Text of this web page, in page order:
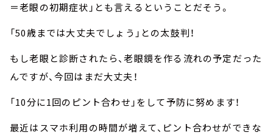
＝老眼の初期症状」とも言えるということだそう。
「50歳までは大丈夫でしょう」との太鼓判！
もし老眼と診断されたら、老眼鏡を作る流れの予定だった
んですが、今回はまだ大丈夫！
「10分に1回のピント合わせ」をして予防に努めます！
最近はスマホ利用の時間が増えて、ピント合わせができな